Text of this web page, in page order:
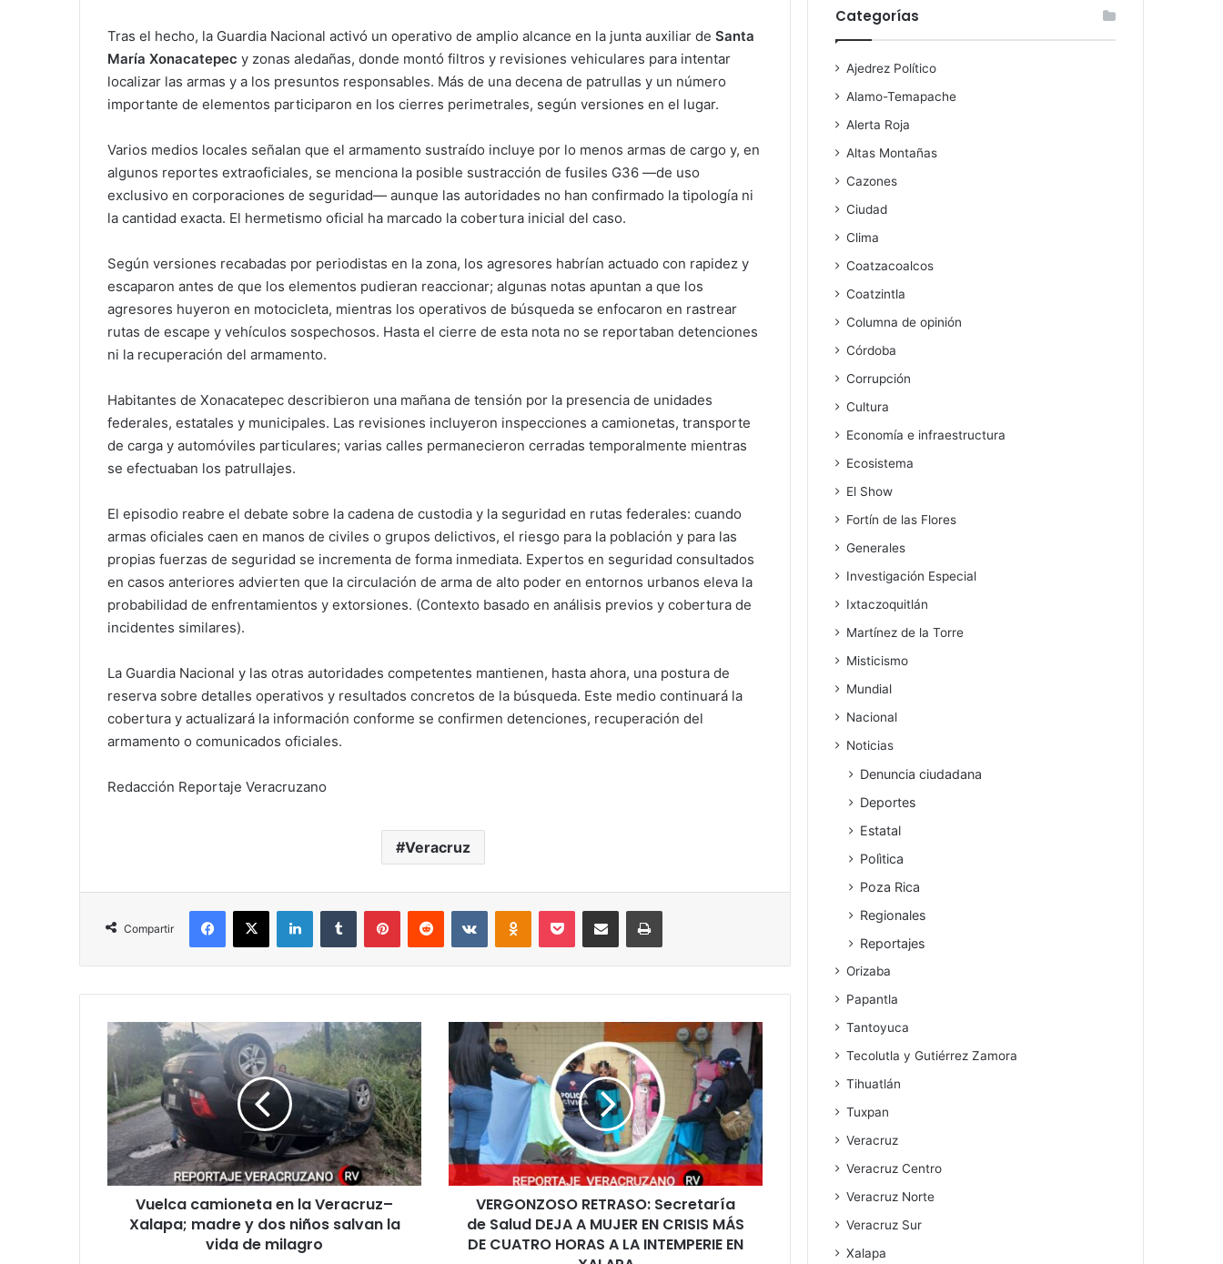
Tras el hecho, la Guardia Nacional activó un operativo de amplio alcance en la junta auxiliar de Santa
María Xonacatepec y zonas aledañas, donde montó filtros y revisiones vehiculares para intentar
localizar las armas y a los presuntos responsables. Más de una decena de patrullas y un número
importante de elementos participaron en los cierres perimetrales, según versiones en el lugar.
Varios medios locales señalan que el armamento sustraído incluye por lo menos armas de cargo y, en
algunos reportes extraoficiales, se menciona la posible sustracción de fusiles G36 —de uso
exclusivo en corporaciones de seguridad— aunque las autoridades no han confirmado la tipología ni
la cantidad exacta. El hermetismo oficial ha marcado la cobertura inicial del caso.
Según versiones recabadas por periodistas en la zona, los agresores habrían actuado con rapidez y
escaparon antes de que los elementos pudieran reaccionar; algunas notas apuntan a que los
agresores huyeron en motocicleta, mientras los operativos de búsqueda se enfocaron en rastrear
rutas de escape y vehículos sospechosos. Hasta el cierre de esta nota no se reportaban detenciones
ni la recuperación del armamento.
Habitantes de Xonacatepec describieron una mañana de tensión por la presencia de unidades
federales, estatales y municipales. Las revisiones incluyeron inspecciones a camionetas, transporte
de carga y automóviles particulares; varias calles permanecieron cerradas temporalmente mientras
se efectuaban los patrullajes.
El episodio reabre el debate sobre la cadena de custodia y la seguridad en rutas federales: cuando
armas oficiales caen en manos de civiles o grupos delictivos, el riesgo para la población y para las
propias fuerzas de seguridad se incrementa de forma inmediata. Expertos en seguridad consultados
en casos anteriores advierten que la circulación de arma de alto poder en entornos urbanos eleva la
probabilidad de enfrentamientos y extorsiones. (Contexto basado en análisis previos y cobertura de
incidentes similares).
La Guardia Nacional y las otras autoridades competentes mantienen, hasta ahora, una postura de
reserva sobre detalles operativos y resultados concretos de la búsqueda. Este medio continuará la
cobertura y actualizará la información conforme se confirmen detenciones, recuperación del
armamento o comunicados oficiales.
Redacción Reportaje Veracruzano
Veracruz
Compartir
Facebook
X LinkedInTumblr PinterestReddit VKontakteOdnoklassniki
Pocket Compartir por correo electrónicoImprimir
Vuelca
camioneta
en
la
Veracruz–
Xalapa;
madre
y
dos
niños
salvan
Vuelca camioneta en la Veracruz–
Xalapa; madre y dos niños salvan la
vida de milagro
VERGONZOSO
RETRASO:
Secretaría
de
Salud
DEJA
A
MUJER
EN
CRISIS
MÁS
VERGONZOSO RETRASO: Secretaría
de Salud DEJA A MUJER EN CRISIS MÁS
DE CUATRO HORAS A LA INTEMPERIE EN
Categorías
Ajedrez Político
Alamo-Temapache
Alerta Roja
Altas Montañas
Cazones
Ciudad
Clima
Coatzacoalcos
Coatzintla
Columna de opinión
Córdoba
Corrupción
Cultura
Economía e infraestructura
Ecosistema
El Show
Fortín de las Flores
Generales
Investigación Especial
Ixtaczoquitlán
Martínez de la Torre
Misticismo
Mundial
Nacional
Noticias
Denuncia ciudadana
Deportes
Estatal
Polìtica
Poza Rica
Regionales
Reportajes
Orizaba
Papantla
Tantoyuca
Tecolutla y Gutiérrez Zamora
Tihuatlán
Tuxpan
Veracruz
Veracruz Centro
Veracruz Norte
Veracruz Sur
Xalapa